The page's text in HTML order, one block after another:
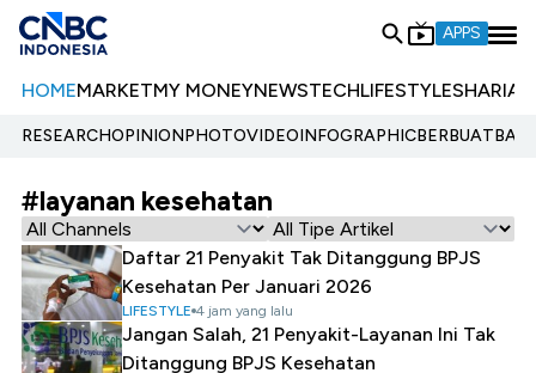
APPS
HOMEMARKETMY MONEYNEWSTECHLIFESTYLESHARIA
RESEARCHOPINIONPHOTOVIDEOINFOGRAPHIC
#layanan kesehatan
Daftar 21 Penyakit Tak Ditanggung BPJS
Kesehatan Per Januari 2026
LIFESTYLE 4 jam yang lalu
Jangan Salah, 21 Penyakit-Layanan Ini Tak
Ditanggung BPJS Kesehatan